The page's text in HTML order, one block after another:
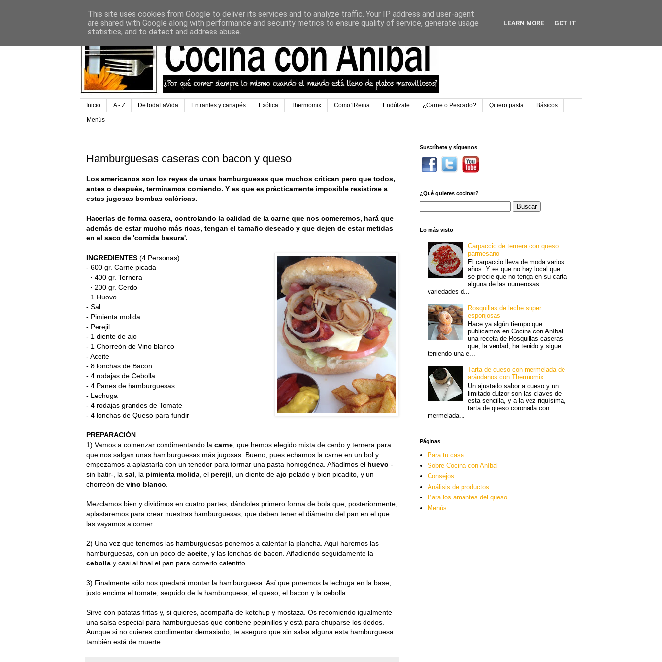
Inicio A - Z DeTodaLaVida Entrantes y canapés Exótica Thermomix Como1Reina Endúlzate ¿Carne o Pescado? Quiero pasta Básicos
Menús
Hamburguesas caseras con bacon y queso
Los americanos son los reyes de unas hamburguesas que muchos critican pero que todos,
antes o después, terminamos comiendo. Y es que es prácticamente imposible resistirse a
estas jugosas bombas calóricas.
Hacerlas de forma casera, controlando la calidad de la carne que nos comeremos, hará que
además de estar mucho más ricas, tengan el tamaño deseado y que dejen de estar metidas
en el saco de 'comida basura'.
INGREDIENTES (4 Personas)
- 600 gr. Carne picada
· 400 gr. Ternera
· 200 gr. Cerdo
- 1 Huevo
- Sal
- Pimienta molida
- Perejil
- 1 diente de ajo
- 1 Chorreón de Vino blanco
- Aceite
- 8 lonchas de Bacon
- 4 rodajas de Cebolla
- 4 Panes de hamburguesas
- Lechuga
- 4 rodajas grandes de Tomate
- 4 lonchas de Queso para fundir
PREPARACIÓN
1) Vamos a comenzar condimentando la carne , que hemos elegido mixta de cerdo y ternera para
que nos salgan unas hamburguesas más jugosas. Bueno, pues echamos la carne en un bol y
empezamos a aplastarla con un tenedor para formar una pasta homogénea. Añadimos el huevo -
sin batir-, la sal , la pimienta molida , el perejil , un diente de ajo pelado y bien picadito, y un
chorreón de vino blanco
Mezclamos bien y dividimos en cuatro partes, dándoles primero forma de bola que, posteriormente,
aplastaremos para crear nuestras hamburguesas, que deben tener el diámetro del pan en el que
las vayamos a comer.
2) Una vez que tenemos las hamburguesas ponemos a calentar la plancha. Aquí haremos las
hamburguesas, con un poco de aceite , y las lonchas de bacon. Añadiendo seguidamente la
cebolla y casi al final el pan para comerlo calentito.
3) Finalmente sólo nos quedará montar la hamburguesa. Así que ponemos la lechuga en la base,
justo encima el tomate, seguido de la hamburguesa, el queso, el bacon y la cebolla.
Sirve con patatas fritas y, si quieres, acompaña de ketchup y mostaza. Os recomiendo igualmente
una salsa especial para hamburguesas que contiene pepinillos y está para chuparse los dedos.
Aunque si no quieres condimentar demasiado, te aseguro que sin salsa alguna esta hamburguesa
también está de muerte.
Suscríbete y síguenos
¿Qué quieres cocinar?
Lo más visto
Carpaccio de ternera con queso
parmesano
El carpaccio lleva de moda varios
años. Y es que no hay local que
se precie que no tenga en su carta
alguna de las numerosas
variedades d...
Rosquillas de leche super
esponjosas
Hace ya algún tiempo que
publicamos en Cocina con Aníbal
una receta de Rosquillas caseras
que, la verdad, ha tenido y sigue
teniendo una e...
Tarta de queso con mermelada de
arándanos con Thermomix
Un ajustado sabor a queso y un
limitado dulzor son las claves de
esta sencilla, y a la vez riquísima,
tarta de queso coronada con
mermelada...
Páginas
Para tu casa
Sobre Cocina con Aníbal
Consejos
Análisis de productos
Para los amantes del queso
Menús
This site uses cookies from Google to deliver its services and to analyze traffic. Your IP address and user-agent
are shared with Google along with performance and security metrics to ensure quality of service, generate usage
statistics, and to detect and address abuse.
LEARN MORE GOT IT